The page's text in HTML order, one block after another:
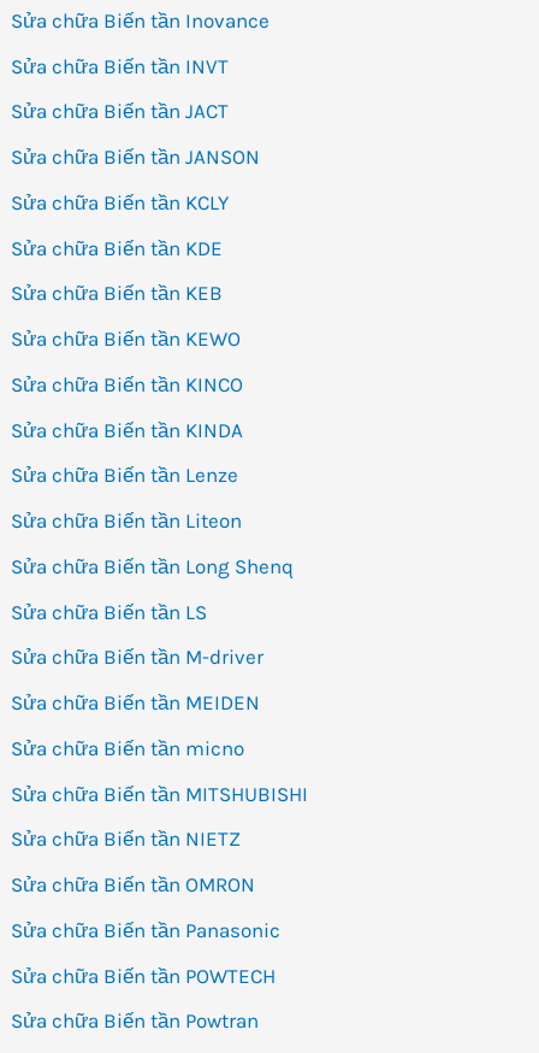
Sửa chữa Biến tần Inovance
Sửa chữa Biến tần INVT
Sửa chữa Biến tần JACT
Sửa chữa Biến tần JANSON
Sửa chữa Biến tần KCLY
Sửa chữa Biến tần KDE
Sửa chữa Biến tần KEB
Sửa chữa Biến tần KEWO
Sửa chữa Biến tần KINCO
Sửa chữa Biến tần KINDA
Sửa chữa Biến tần Lenze
Sửa chữa Biến tần Liteon
Sửa chữa Biến tần Long Shenq
Sửa chữa Biến tần LS
Sửa chữa Biến tần M-driver
Sửa chữa Biến tần MEIDEN
Sửa chữa Biến tần micno
Sửa chữa Biến tần MITSHUBISHI
Sửa chữa Biến tần NIETZ
Sửa chữa Biến tần OMRON
Sửa chữa Biến tần Panasonic
Sửa chữa Biến tần POWTECH
Sửa chữa Biến tần Powtran